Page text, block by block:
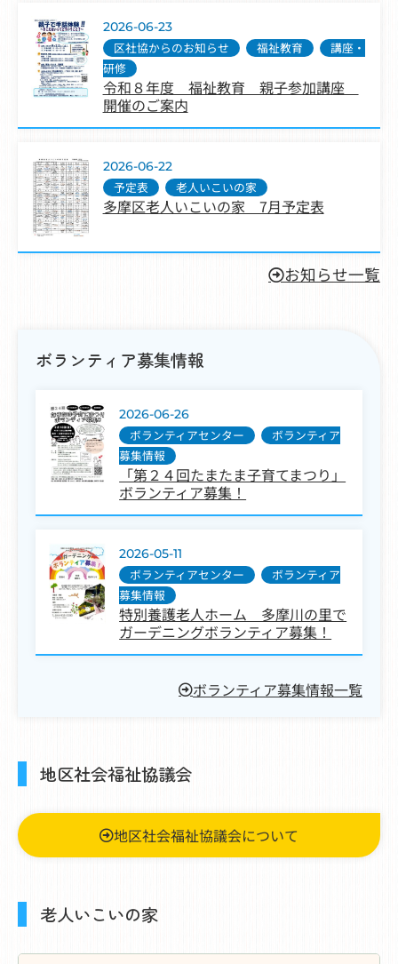
2026-06-23
区社協からのお知らせ , 福祉教育 ,
講座・
研修
令和８年度 福祉教育 親子参加講座
開催のご案内
2026-06-22
予定表 , 老人いこいの家
多摩区老人いこいの家 7月予定表
お知らせ一覧
ボランティア募集情報
2026-06-26
ボランティアセンター ,
ボランティア
募集情報
「第２４回たまたま子育てまつり」
ボランティア募集！
2026-05-11
ボランティアセンター ,
ボランティア
募集情報
特別養護老人ホーム 多摩川の里で
ガーデニングボランティア募集！
ボランティア募集情報一覧
地区社会福祉協議会
地区社会福祉協議会について
老人いこいの家